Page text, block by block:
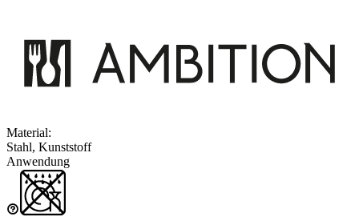
Material:
Stahl, Kunststoff
Anwendung